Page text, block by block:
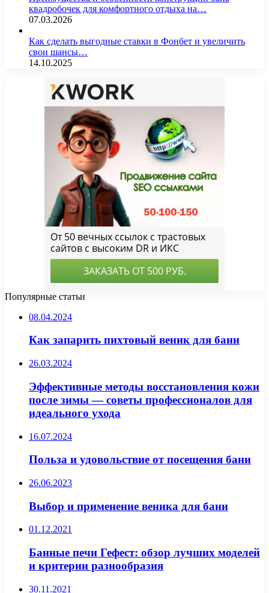
квадробочек для комфортного отдыха на…
07.03.2026
Как сделать выгодные ставки в Фонбет и увеличить
свои шансы…
14.10.2025
Популярные статьи
08.04.2024
Как запарить пихтовый веник для бани
26.03.2024
Эффективные методы восстановления кожи
после зимы — советы профессионалов для
идеального ухода
16.07.2024
Польза и удовольствие от посещения бани
26.06.2023
Выбор и применение веника для бани
01.12.2021
Банные печи Гефест: обзор лучших моделей
и критерии разнообразия
30.11.2021